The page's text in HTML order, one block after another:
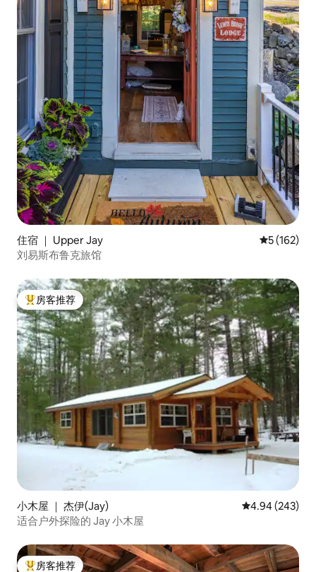
住宿 ｜ Upper Jay 平均评分 5
5 (162)
刘易斯布鲁克旅馆
热门「房客推荐」
房客推荐
小木屋 ｜ 杰伊(Jay) 平均评分 4.94
4.94 (243)
适合户外探险的 Jay 小木屋
房客推荐